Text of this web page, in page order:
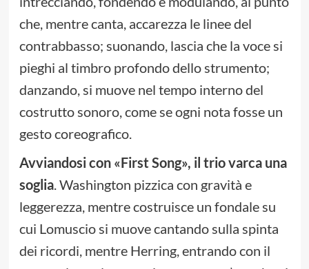
che, mentre canta, accarezza le linee del
contrabbasso; suonando, lascia che la voce si
pieghi al timbro profondo dello strumento;
danzando, si muove nel tempo interno del
costrutto sonoro, come se ogni nota fosse un
gesto coreografico.
Avviandosi con «First Song», il trio varca una
soglia. Washington pizzica con gravità e
leggerezza, mentre costruisce un fondale su
cui Lomuscio si muove cantando sulla spinta
dei ricordi, mentre Herring, entrando con il